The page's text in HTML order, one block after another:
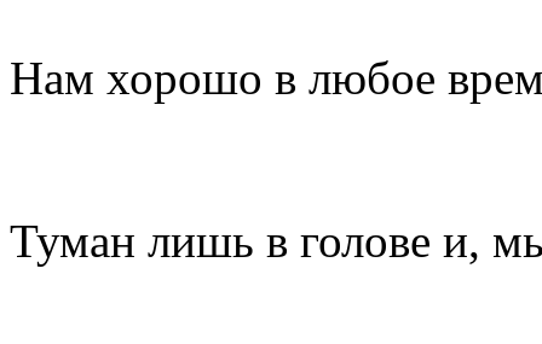
Нам хорошо в любое
Туман лишь в голове и,